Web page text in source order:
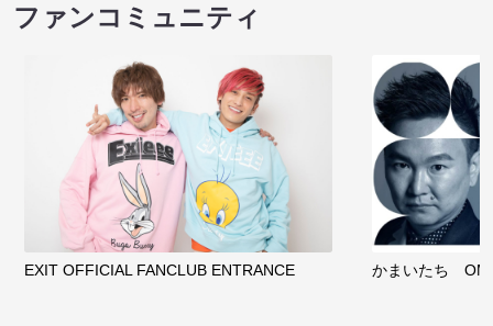
ファンコミュニティ
EXIT OFFICIAL FANCLUB ENTRANCE かまいたち